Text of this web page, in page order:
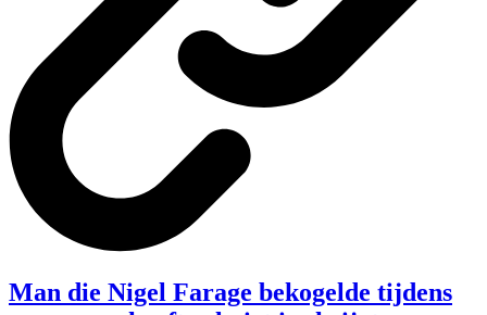
Man die Nigel Farage bekogelde tijdens